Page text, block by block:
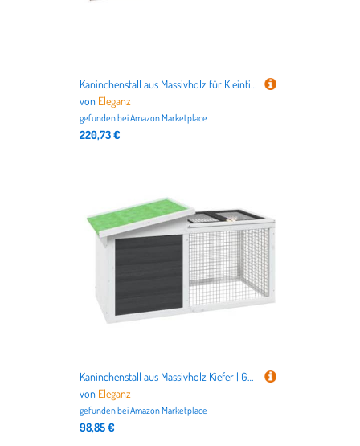
Kaninchenstall aus Massivholz für Kleintiere | 310x70x87 cm | Kiefer & Tanne | Robust & Langlebig | Ideal für Garten & Freigehege | Natürlicher Lebensraum für Kaninchen & Nager
von Eleganz
gefunden beiAmazon Marketplace
220,73 €
Kaninchenstall aus Massivholz Kiefer | Grauer Kleintierstall 100,5x54x55 cm | Langlebig & Wetterfest für Außenbereich | Ideal für Kaninchen & Nager | Sicherer & Gemütlicher Lebensraum
von Eleganz
gefunden beiAmazon Marketplace
98,85 €